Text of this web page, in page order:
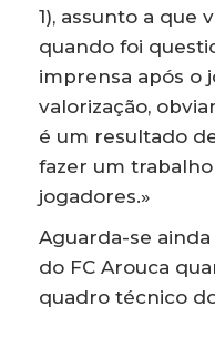
1), assunto a que
quando foi
imprensa após o
valorização,
é um resultado
fazer um
jogadores.»
Aguarda-se
do FC Arouca
quadro técnico